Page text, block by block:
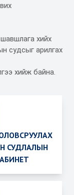
хийх
судсыг арилгах
хийж байна.
СУДЛАЛЫН